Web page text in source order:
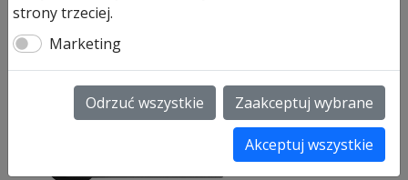
Płytę drzwiową wypełniono wysokiej jakości
otworowaną płytą wiórową. Ościeżnicę oraz zamek
wyposażono w klamkami ze stali nierdzewnej,
model Linea.
strony trzeciej.
Marketing
Odrzuć wszystkie Zaakceptuj wybrane
Akceptuj wszystkie